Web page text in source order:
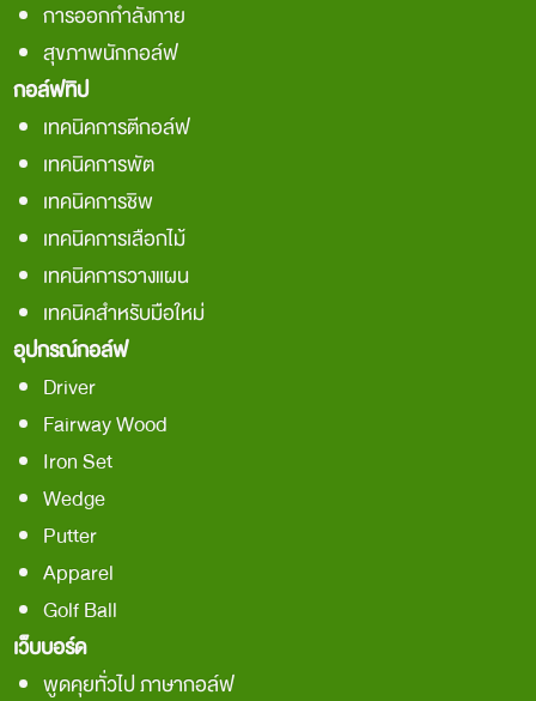
การออกกำลังกาย
สุขภาพนักกอล์ฟ
กอล์ฟทิป
เทคนิคการตีกอล์ฟ
เทคนิคการพัต
เทคนิคการชิพ
เทคนิคการเลือกไม้
เทคนิคการวางแผน
เทคนิคสำหรับมือใหม่
อุปกรณ์กอล์ฟ
Driver
Fairway Wood
Iron Set
Wedge
Putter
Apparel
Golf Ball
เว็บบอร์ด
พูดคุยทั่วไป ภาษากอล์ฟ